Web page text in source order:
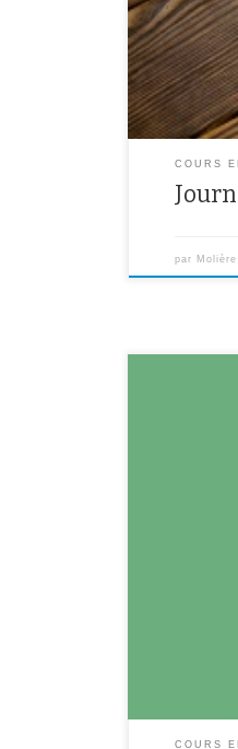
COURS
par Molière
Voici le lien
https://
différentes
(données
COURS